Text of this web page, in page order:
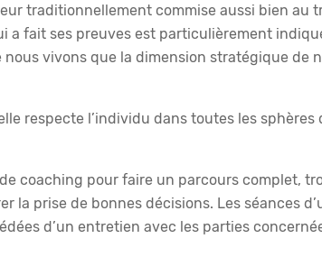
traditionnellement commise aussi bien au
a fait ses preuves est particulièrement
vivons que la dimension stratégique de
respecte l’individu dans toutes les sphères
coaching pour faire un parcours complet,
la prise de bonnes décisions. Les séances
d’un entretien avec les parties